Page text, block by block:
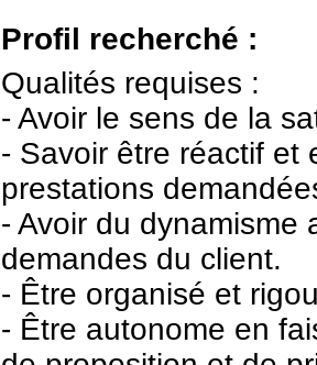
Profil recherché :
Qualités requises :
- Avoir le sens de la
- Savoir être réactif et
prestations
- Avoir du dynamisme
demandes du client.
- Être organisé et
- Être autonome en